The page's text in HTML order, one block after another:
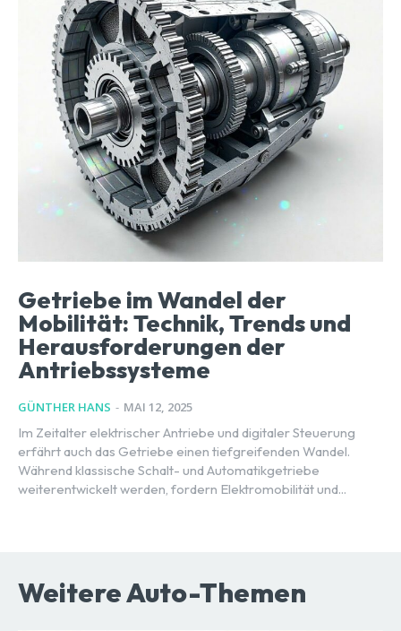
Getriebe im Wandel der
Mobilität: Technik, Trends und
Herausforderungen der
Antriebssysteme
GÜNTHER HANS - MAI 12, 2025
Im Zeitalter elektrischer Antriebe und digitaler Steuerung
erfährt auch das Getriebe einen tiefgreifenden Wandel.
Während klassische Schalt- und Automatikgetriebe
weiterentwickelt werden, fordern Elektromobilität und...
Weitere Auto-Themen